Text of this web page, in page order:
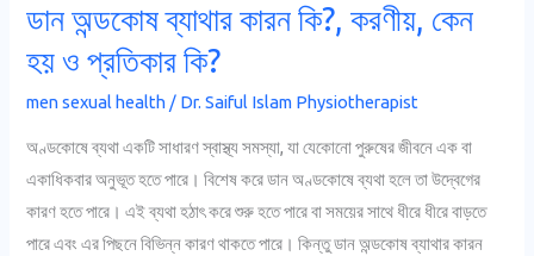
ডান অন্ডকোষ ব্যাথার কারন কি?, করণীয়, কেন
হয় ও প্রতিকার কি?
men sexual health / Dr. Saiful Islam Physiotherapist
অণ্ডকোষে ব্যথা একটি সাধারণ স্বাস্থ্য সমস্যা, যা যেকোনো পুরুষের জীবনে এক বা
একাধিকবার অনুভূত হতে পারে। বিশেষ করে ডান অণ্ডকোষে ব্যথা হলে তা উদ্বেগের
কারণ হতে পারে। এই ব্যথা হঠাৎ করে শুরু হতে পারে বা সময়ের সাথে ধীরে ধীরে বাড়তে
পারে এবং এর পিছনে বিভিন্ন কারণ থাকতে পারে। কিন্তু ডান অন্ডকোষ ব্যাথার কারন
ব্যাথার
কারন
করণীয়,
কেন
হয়
ও
প্রতিকার